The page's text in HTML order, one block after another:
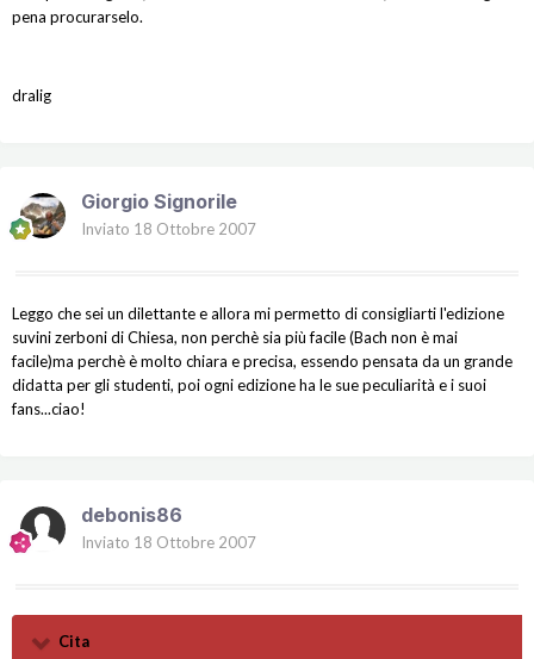
pena procurarselo.
dralig
Giorgio Signorile
Inviato 18 Ottobre 2007
Leggo che sei un dilettante e allora mi permetto di consigliarti l'edizione
suvini zerboni di Chiesa, non perchè sia più facile (Bach non è mai
facile)ma perchè è molto chiara e precisa, essendo pensata da un grande
didatta per gli studenti, poi ogni edizione ha le sue peculiarità e i suoi
fans...ciao!
debonis86
Inviato 18 Ottobre 2007
Cita